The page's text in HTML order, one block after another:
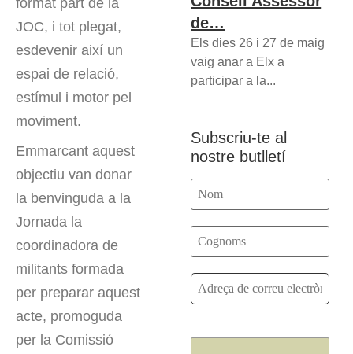
JOC, i tot plegat,
esdevenir així un
espai de relació,
estímul i motor pel
moviment.
Emmarcant aquest
objectiu van donar
la benvinguda a la
Jornada la
coordinadora de
militants formada
per preparar aquest
acte, promoguda
per la Comissió
de…
Els dies 26 i 27 de maig
vaig anar a Elx a
participar a la...
Subscriu-te al
nostre butlletí